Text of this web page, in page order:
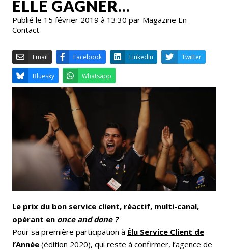
ELLE GAGNER…
Publié le 15 février 2019 à 13:30 par Magazine En-
Contact
Bluesky Whatsapp
Le prix du bon service client, réactif, multi-canal,
opérant en once and done ?
Pour sa première participation à Élu Service Client de
l’Année (édition 2020), qui reste à confirmer, l’agence de